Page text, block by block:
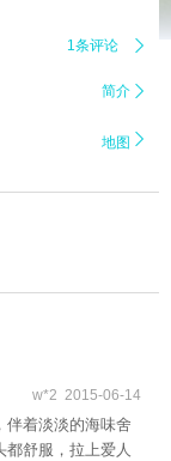
1条评论 
简介 
地图 
w*2 2015-06-14
伴着淡淡的海味舍
舒服，拉上爱人